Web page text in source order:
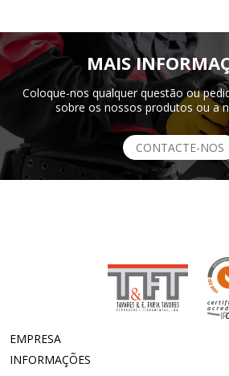
MAIS
Coloque-nos qualquer questão ou
sobre os nossos produtos ou a
CONTACTE-NOS
EMPRESA
INFORMAÇÕES